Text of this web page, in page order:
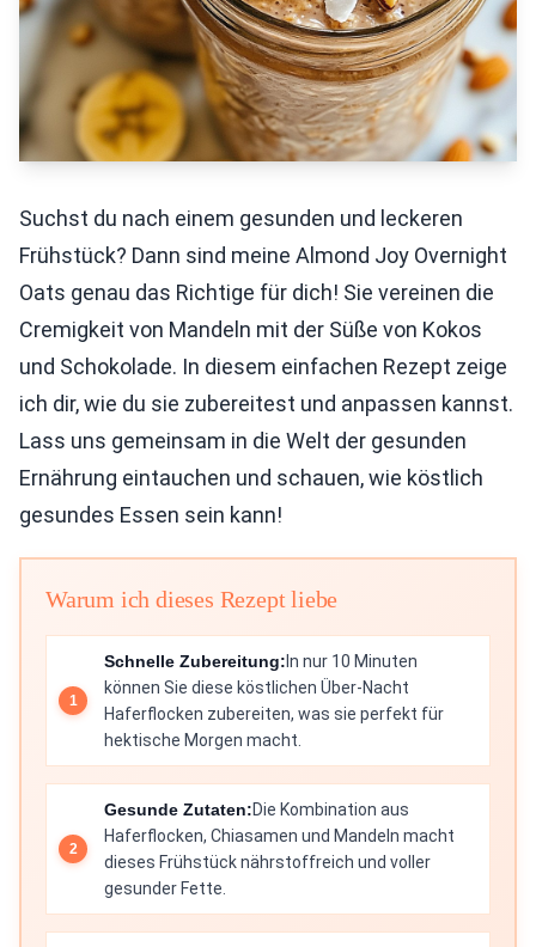
Suchst du nach einem gesunden und leckeren
Frühstück? Dann sind meine Almond Joy Overnight
Oats genau das Richtige für dich! Sie vereinen die
Cremigkeit von Mandeln mit der Süße von Kokos
und Schokolade. In diesem einfachen Rezept zeige
ich dir, wie du sie zubereitest und anpassen kannst.
Lass uns gemeinsam in die Welt der gesunden
Ernährung eintauchen und schauen, wie köstlich
gesundes Essen sein kann!
Warum ich dieses Rezept liebe
Schnelle Zubereitung: In nur 10 Minuten
können Sie diese köstlichen Über-Nacht
Haferflocken zubereiten, was sie perfekt für
hektische Morgen macht.
Gesunde Zutaten:Die Kombination aus
Haferflocken, Chiasamen und Mandeln macht
dieses Frühstück nährstoffreich und voller
gesunder Fette.